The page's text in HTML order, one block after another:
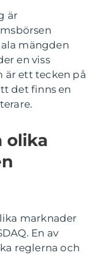
är
mängden
en viss
är ett tecken på
det finns en
olika
marknader
En av
reglerna och